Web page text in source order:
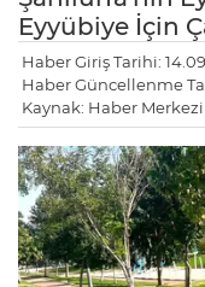
Eyyübiye İçin
Haber Giriş Tarihi:
Haber Güncellenme
Kaynak: Haber Merkezi